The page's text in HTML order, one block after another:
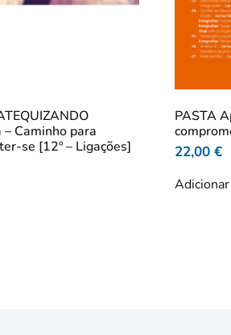
Caminho para
se [12º – Ligações]
PASTA
22,00 €
Adicionar